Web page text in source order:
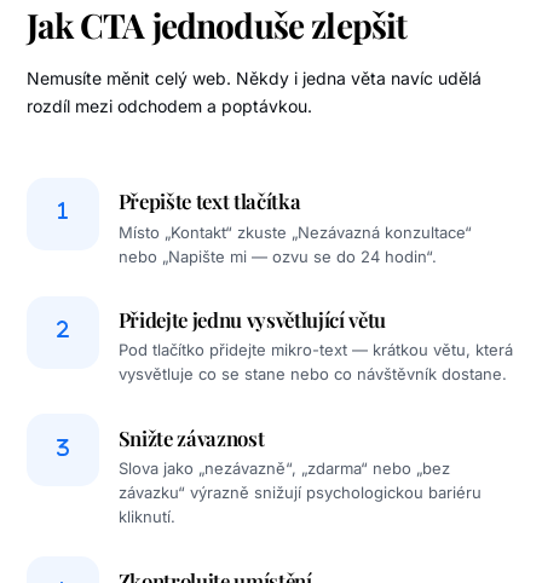
Jak CTA jednoduše zlepšit
Nemusíte měnit celý web. Někdy i jedna věta navíc udělá
rozdíl mezi odchodem a poptávkou.
Přepište text tlačítka
Místo „Kontakt“ zkuste „Nezávazná konzultace“
nebo „Napište mi — ozvu se do 24 hodin“.
Přidejte jednu vysvětlující větu
Pod tlačítko přidejte mikro-text — krátkou větu, která
vysvětluje co se stane nebo co návštěvník dostane.
Snižte závaznost
Slova jako „nezávazně“, „zdarma“ nebo „bez
závazku“ výrazně snižují psychologickou bariéru
kliknutí.